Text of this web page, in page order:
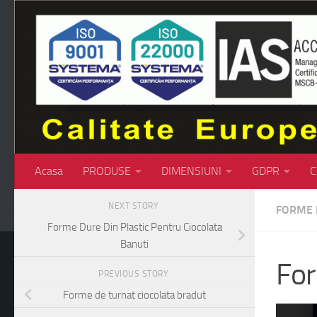
Skip to content
Acasa PRODUSE DIMENSIUNI GDPR
FORME
NEXT STORY
Forme Dure Din Plastic Pentru Ciocolata
Banuti
PREVIOUS STORY
Forme de turnat ciocolata bradut